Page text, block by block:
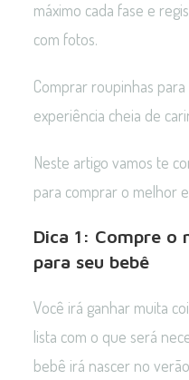
máximo cada fase e
com fotos.
Comprar roupinhas
experiência cheia de
Neste artigo vamos te
para comprar o melhor
Dica 1: Compre o
para seu bebê
Você irá ganhar muita
lista com o que será
bebê irá nascer no